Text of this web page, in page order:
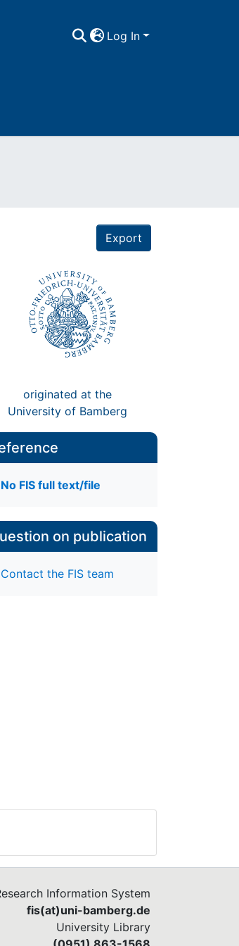
Log In
Export
originated at the
University of Bamberg
No FIS full text/file
on publication
Contact the FIS team
Information System
fis(at)uni-bamberg.de
University Library